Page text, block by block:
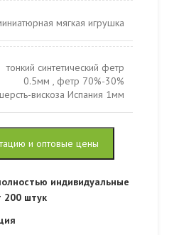
мягкая игрушка
тонкий синтетический фетр
0.5мм , фетр 70%-30%
вискоза Испания 1мм
и оптовые цены
индивидуальные
200 штук